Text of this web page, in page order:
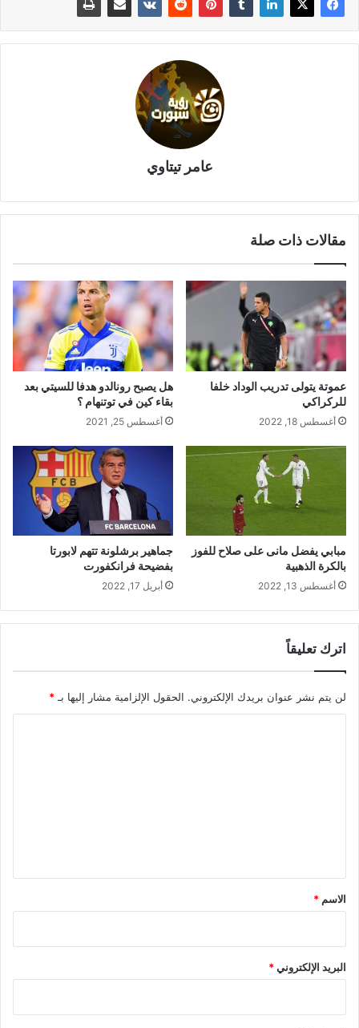
عامر تيتاوي
مقالات ذات صلة
عموتة يتولى تدريب الوداد خلفا
للركراكي
أغسطس 18, 2022
هل يصبح رونالدو هدفا للسيتي بعد
بقاء كين في توتنهام ؟
أغسطس 25, 2021
مبابي يفضل مانى على صلاح للفوز
بالكرة الذهبية
أغسطس 13, 2022
جماهير برشلونة تتهم لابورتا
بفضيحة فرانكفورت
أبريل 17, 2022
اترك تعليقاً
لن يتم نشر عنوان بريدك الإلكتروني. الحقول الإلزامية مشار إليها بـ*
*
الاسم *
البريد الإلكتروني*